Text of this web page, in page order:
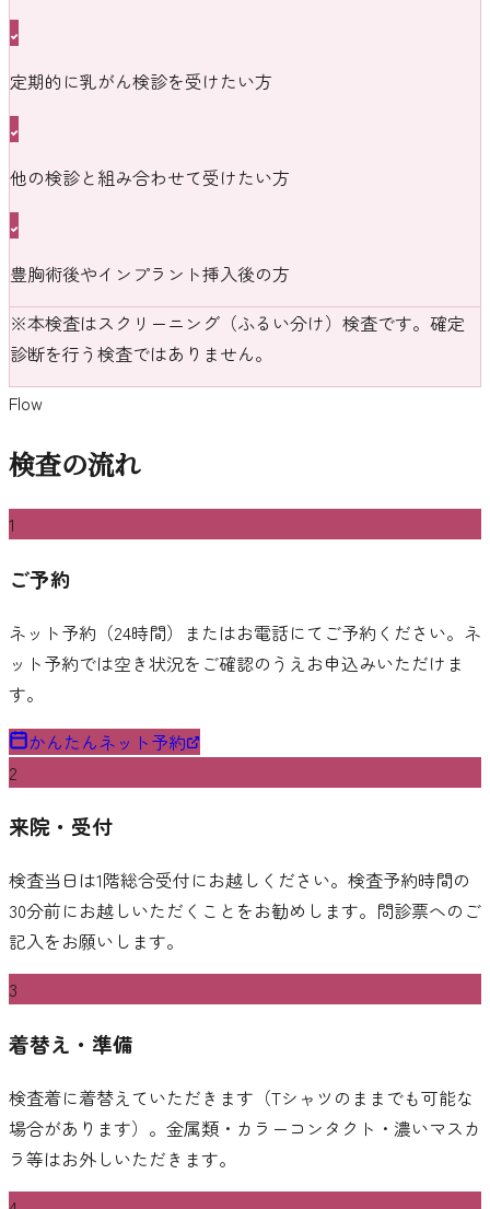
定期的に乳がん検診を受けたい方
他の検診と組み合わせて受けたい方
豊胸術後やインプラント挿入後の方
※本検査はスクリーニング（ふるい分け）検査です。確定
診断を行う検査ではありません。
Flow
検査の流れ
1
ご予約
ネット予約（24時間）またはお電話にてご予約ください。ネ
ット予約では空き状況をご確認のうえお申込みいただけま
す。
かんたんネット予約
2
来院・受付
検査当日は1階総合受付にお越しください。検査予約時間の
30分前にお越しいただくことをお勧めします。問診票へのご
記入をお願いします。
3
着替え・準備
検査着に着替えていただきます（Tシャツのままでも可能な
場合があります）。金属類・カラーコンタクト・濃いマスカ
ラ等はお外しいただきます。